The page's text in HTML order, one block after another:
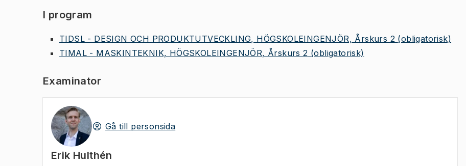
I program
TIDSL - DESIGN OCH PRODUKTUTVECKLING, HÖGSKOLEINGENJÖR, Årskurs 2 (obligatorisk)
TIMAL - MASKINTEKNIK, HÖGSKOLEINGENJÖR, Årskurs 2 (obligatorisk)
Examinator
Gå till personsida
Erik Hulthén